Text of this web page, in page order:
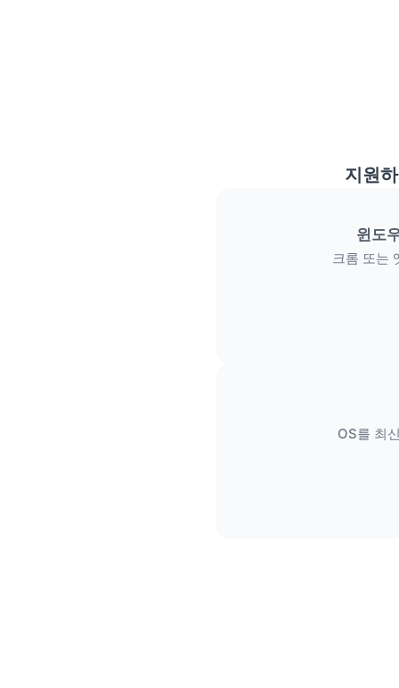
지원
윈도
크롬 또는
OS를 최